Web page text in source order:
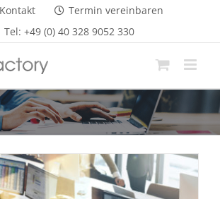
Termin vereinbaren
Tel: +49 (0) 40 328 9052 330